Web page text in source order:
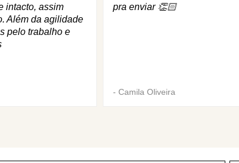
intacto, assim
Além da agilidade
pelo trabalho e
pra enviar 👏🏻
- Camila Oliveira